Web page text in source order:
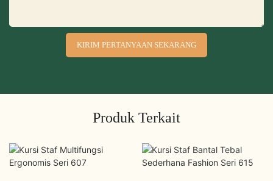
KIRIM PERTANYAAN SEKARANG
Produk Terkait